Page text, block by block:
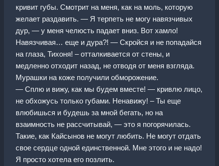
кривит губы. Смотрит на меня, как на моль, которую
желает раздавить. — Я терпеть не могу навязчивых
дур, — у меня челюсть падает вниз. Вот хамло!
Навязчивая… еще и дура?! — Скройся и не попадайся
на глаза, Тихоня! – отталкивается от стены, и
медленно отходит назад, не отводя от меня взгляда.
Мурашки на коже получили обморожение.
— Сплю и вижу, как мы будем вместе! — кривлю лицо,
не обхожусь только губами. Ненавижу! – Ты еще
влюбишься и будешь за мной бегать, но на
взаимность не рассчитывай, — это я погорячилась.
Такие, как Кайсынов не могут любить. Не могут отдать
свое сердце одной единственной. Мне этого и не надо!
Я просто хотела его позлить.